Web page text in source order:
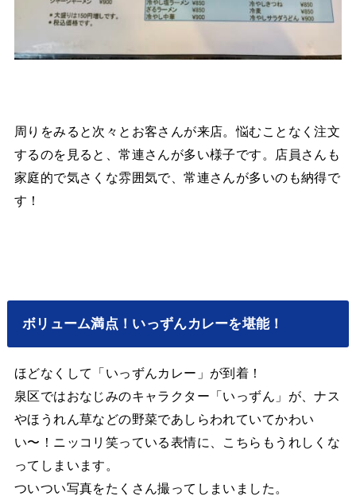
周りをみると次々とお客さんが来店。悩むことなく注文
するのを見ると、常連さんが多い様子です。店員さんも
家庭的で気さくな雰囲気で、常連さんが多いのも納得で
す！
ボリューム満点！いっずんカレーを堪能！
ほどなくして「いっずんカレー」が到着！
泉区ではおなじみのキャラクター「いっずん」が、ナス
やほうれん草などの野菜であしらわれていてかわい
い〜！ニッコリ笑っている表情に、こちらもうれしくな
ってしまいます。
ついつい写真をたくさん撮ってしまいました。